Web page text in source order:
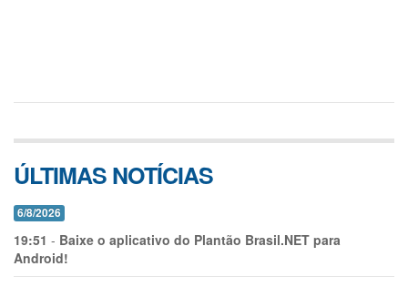
ÚLTIMAS NOTÍCIAS
6/8/2026
19:51 - Baixe o aplicativo do Plantão Brasil.NET para
Android!